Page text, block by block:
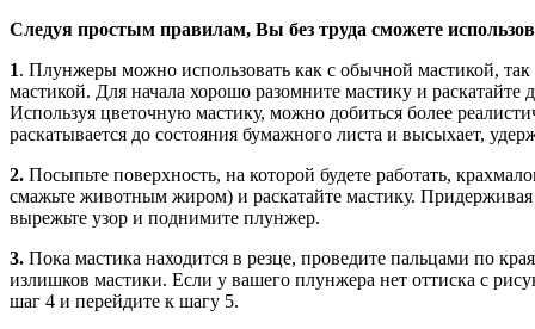
Следуя простым правилам, Вы без труда сможете
1. Плунжеры можно использовать как с обычной мастикой, так
мастикой. Для начала хорошо разомните мастику и раскатайте
Используя цветочную мастику, можно добиться более
раскатывается до состояния бумажного листа и высыхает,
2. Посыпьте поверхность, на которой будете работать,
смажьте животным жиром) и раскатайте мастику.
вырежьте узор и поднимите плунжер.
3. Пока мастика находится в резце, проведите пальцами по
излишков мастики. Если у вашего плунжера нет оттиска с
шаг 4 и перейдите к шагу 5.